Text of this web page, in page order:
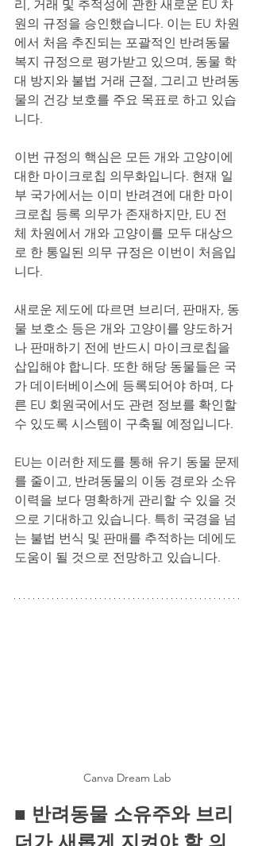
리, 거래 및 추적성에 관한 새로운 EU 차
원의 규정을 승인했습니다. 이는 EU 차원
에서 처음 추진되는 포괄적인 반려동물
복지 규정으로 평가받고 있으며, 동물 학
대 방지와 불법 거래 근절, 그리고 반려동
물의 건강 보호를 주요 목표로 하고 있습
니다.
이번 규정의 핵심은 모든 개와 고양이에
대한 마이크로칩 의무화입니다. 현재 일
부 국가에서는 이미 반려견에 대한 마이
크로칩 등록 의무가 존재하지만, EU 전
체 차원에서 개와 고양이를 모두 대상으
로 한 통일된 의무 규정은 이번이 처음입
니다.
새로운 제도에 따르면 브리더, 판매자, 동
물 보호소 등은 개와 고양이를 양도하거
나 판매하기 전에 반드시 마이크로칩을
삽입해야 합니다. 또한 해당 동물들은 국
가 데이터베이스에 등록되어야 하며, 다
른 EU 회원국에서도 관련 정보를 확인할
수 있도록 시스템이 구축될 예정입니다.
EU는 이러한 제도를 통해 유기 동물 문제
를 줄이고, 반려동물의 이동 경로와 소유
이력을 보다 명확하게 관리할 수 있을 것
으로 기대하고 있습니다. 특히 국경을 넘
는 불법 번식 및 판매를 추적하는 데에도
도움이 될 것으로 전망하고 있습니다.
Canva Dream Lab
■ 반려동물 소유주와 브리
더가 새롭게 지켜야 할 의